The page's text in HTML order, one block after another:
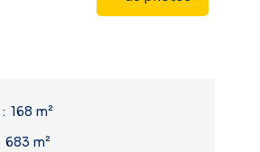
: 168 m²
683 m²